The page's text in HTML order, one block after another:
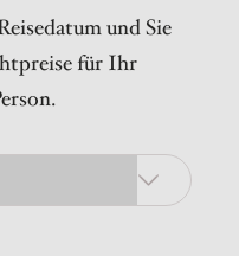
und Sie
für Ihr